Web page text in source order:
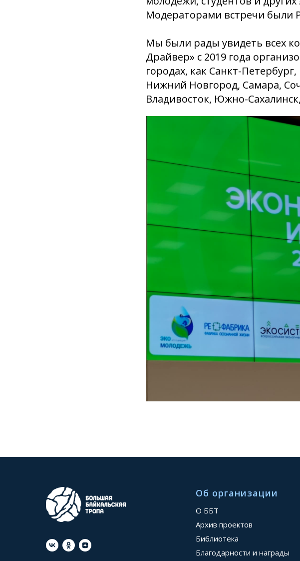
Модераторами встречи были
Мы были рады увидеть всех
Драйвер» с 2019 года
городах, как Санкт-
Нижний Новгород, Самара,
Владивосток, Южно-
Об организации
О ББТ
Архив проектов
Библиотека
Благодарности и награды